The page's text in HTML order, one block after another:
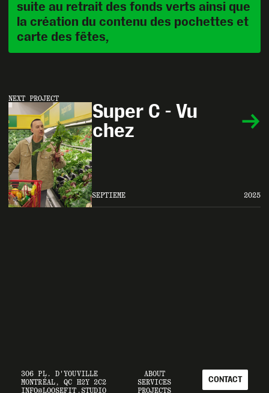
suite au retrait des fonds verts ainsi que
la création du contenu des pochettes et
carte des fêtes,
NEXT PROJECT
Super C - Vu
chez
SEPTIÈME 2025
306 PL. D'YOUVILLE
MONTRÉAL, QC H2Y 2C2
INFO@LOOSEFIT.STUDIO
ABOUT
SERVICES
PROJECTS
CONTACT